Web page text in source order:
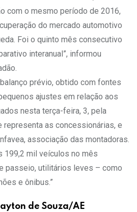
com o mesmo período de 2016,
do mercado automotivo
Foi o quinto mês consecutivo
interanual”, informou
prévio, obtido com fontes
ajustes em relação aos
nesta terça-feira, 3, pela
representa as concessionárias, e
associação das montadoras.
199,2 mil veículos no mês
passeio, utilitários leves – como
e ônibus.”
de Souza/AE